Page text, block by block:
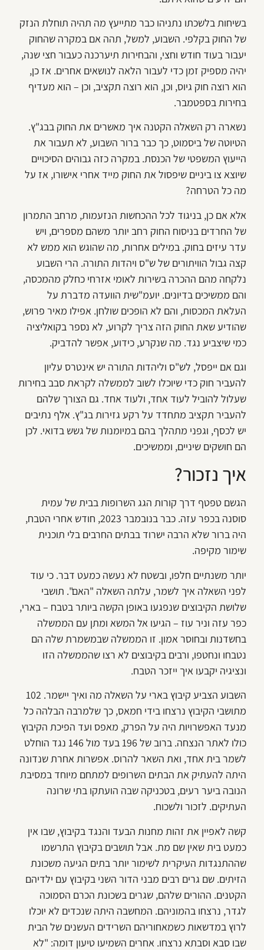
בשיחות בלשכתו נתניהו כבר מתייעץ מה תהיה תוחלת הנזק
של החוק בקלפי. השבוע, למשל, תהה אם במקרה שהחוק
יעבור בעוד חודש וחצי, והבחירות תיערכנה כעבור חצי שנה,
יהיה מספיק זמן כדי לעבור הלאה לנושאים אחרים. אז כן,
הוא רוצה חוק גיוס, וכן, הוא רוצה תקציב, וכן – הוא מעדיף
בחירות בספטמבר.
נשארה רק השאלה הקטנה איך מאשרים את החוק בבג"ץ.
הטיוטה של ביסמוט, כך כבר ברור השבוע, לא תעבור את
הייעוץ המשפטי של הכנסת. במקרה כזה גבוהים הסיכויים
שיוצא צו ביניים שיפסול את החוק מייד אחרי אישורו, אז על
מה כל הטרחה?
אלא אם כן, בניגוד לכל ההכחשות הנזעמות, מרחב התמרון
של החרדים בניסוח החוק רחב יותר משהם מספרים, ויש
עדר עיזים בחוק. במילים אחרות, מה שהוגש הוא ממש לא
קצה גבול הוויתורים של ש"ס ויהדות התורה. הרי השבוע
נלקחה מהם ההכרה בשירות לאומי אזרחי כחלק מהמכסה,
והם ממשיכים בדיונים. יועמ"שית הוועדה מדברת על
העלאת המכסות, והם לא הופכים שולחן. אפילו מאיר פרוש,
שהודיע שאת החוק הזה צריך לקרוע, לא נספר בקואליציה
כמי שיצביע נגד. מה שנקרע, כידוע, אפשר להדביק.
וגם אם ייפסל, לש"ס וליהדות התורה יש אינטרס עליון
להעביר חוק כדי שיוכלו לשוב לממשלה לקראת סבב בחירות
שעלול להוביל לעוד אחד, ולעוד אחד. גם הצורך שלהם
להעביר תקציב מתחדד על רקע גזירות בג"ץ. אלף נתיבים
יש לכסף, וגפני מתהלך בהם במיומנות של גשש בדואי. לכן
הם חושקים שיניים, וממשיכים.
איך נזכור?
הגשם טפטף דרך קורות הגג השרופות בבית של עמית
סוסנה בכפר עזה. כבר בנובמבר 2023, חודש אחרי הטבח,
היה ברור שלא הרבה ישרוד בבתים החרבים בלי תוכנית
שימור מקיפה.
יותר משנתיים חלפו, ובשטח לא נעשה כמעט דבר. כי עוד
לפני השאלה איך לשמר, עלתה השאלה "האם". תושבי
שלושת הקיבוצים שנפגעו באופן הקשה ביותר בטבח – בארי,
כפר עזה וניר עוז – הגיעו אל המשא ומתן עם הממשלה
בחשדנות ובחוסר אמון. זו הממשלה שבמשמרת שלה הם
נטבחו ונחטפו, ורבים בקיבוצים לא רצו שהממשלה הזו
ונציגיה יקבעו איך ייזכר הטבח.
השבוע הצביע קיבוץ בארי על השאלה מה ואיך יישמר. 102
מתושבי הקיבוץ נרצחו בידי חמאס, כך שלמרבה הבלהה כל
מנעד האפשרויות היה על הפרק, מאפס ועד הפיכת הקיבוץ
כולו לאתר הנצחה. ברוב של 196 בעד מול 146 נגד הוחלט
לשמר בית אחד, ואת השאר להרוס. אפשרות אחרת שנדונה
היתה להעתיק את הבתים השרופים למתחם מיוחד במסיבת
הנובה ביער רעים, בטכניקה שבה הועתקו בתי שרונה
העתיקים. לזכור ולשכוח.
קשה לאפיין את זהות מחנות הבעד והנגד בקיבוץ, שבו אין
כמעט בית שאין שם מת. אבל תושבים בקיבוץ התרשמו
שההתנגדות העיקרית לשימור יותר בתים הגיעה משכונת
הזיתים. שם גרים רבים מבני הדור השני בקיבוץ עם ילדיהם
הקטנים. ההורים שלהם, שגרים בשכונת הכרם הסמוכה
לגדר, נרצחו בהמוניהם. המחשבה היתה שנכדים לא יוכלו
לרוץ במדשאות כשמאחוריהם השרידים העשנים של הבית
שבו סבא וסבתא נרצחו. אחרים השמיעו טיעון דומה: "לא